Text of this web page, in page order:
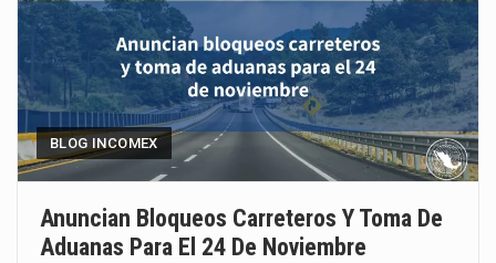
El derecho a la previsibilidad de los horarios de trabajo en turnos rotativos podría ser…
La industria manufacturera de exportación afiliada a Index en Nuevo León ha alcanzado hasta 10%…
BLOG INCOMEX
Anuncian Bloqueos Carreteros Y Toma De
Aduanas Para El 24 De Noviembre